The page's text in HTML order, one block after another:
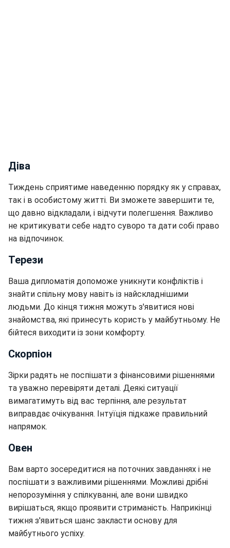
Діва
Тиждень сприятиме наведенню порядку як у справах,
так і в особистому житті. Ви зможете завершити те,
що давно відкладали, і відчути полегшення. Важливо
не критикувати себе надто суворо та дати собі право
на відпочинок.
Терези
Ваша дипломатія допоможе уникнути конфліктів і
знайти спільну мову навіть із найскладнішими
людьми. До кінця тижня можуть з'явитися нові
знайомства, які принесуть користь у майбутньому. Не
бійтеся виходити із зони комфорту.
Скорпіон
Зірки радять не поспішати з фінансовими рішеннями
та уважно перевіряти деталі. Деякі ситуації
вимагатимуть від вас терпіння, але результат
виправдає очікування. Інтуїція підкаже правильний
напрямок.
Овен
Вам варто зосередитися на поточних завданнях і не
поспішати з важливими рішеннями. Можливі дрібні
непорозуміння у спілкуванні, але вони швидко
вирішаться, якщо проявити стриманість. Наприкінці
тижня з'явиться шанс закласти основу для
майбутнього успіху.